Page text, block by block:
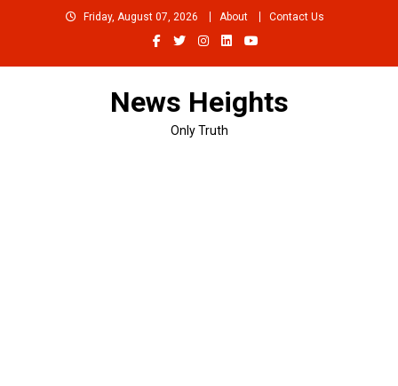
Friday, August 07, 2026 About Contact Us
News Heights
Only Truth